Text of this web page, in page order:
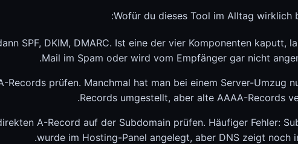
Wofür du dieses Tool im Alltag wirklich
SPF, DKIM, DMARC. Ist eine der vier Komponenten kaputt,
Mail im Spam oder wird vom Empfänger gar nicht
Records prüfen. Manchmal hat man bei einem Server-Umzug
Records umgestellt, aber alte AAAA-Records
A-Record auf der Subdomain prüfen. Häufiger Fehler:
wurde im Hosting-Panel angelegt, aber DNS zeigt noch